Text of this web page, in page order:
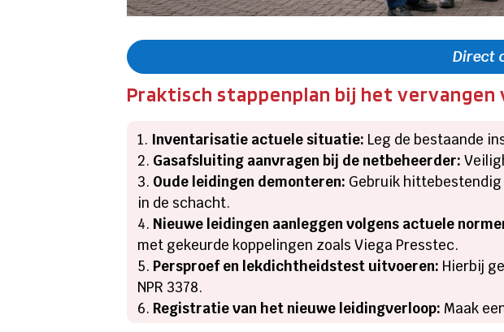
Direct
Praktisch stappenplan bij het
Inventarisatie actuele situatie: Leg de bestaande
Gasafsluiting aanvragen bij de netbeheerder:
Oude leidingen demonteren: Gebruik
in de schacht.
Nieuwe leidingen aanleggen volgens actuele
met gekeurde koppelingen zoals Viega Presstec.
Persproef en lekdichtheidstest uitvoeren: Hierbij
NPR 3378.
Registratie van het nieuwe leidingverloop: Maak